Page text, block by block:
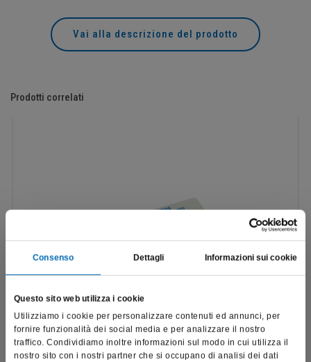
Consenso Dettagli Informazioni sui cookie
Questo sito web utilizza i cookie
Utilizziamo i cookie per personalizzare contenuti ed annunci, per
fornire funzionalità dei social media e per analizzare il nostro
traffico. Condividiamo inoltre informazioni sul modo in cui utilizza il
nostro sito con i nostri partner che si occupano di analisi dei dati
Vai alla descrizione del prodotto
Prodotti correlati